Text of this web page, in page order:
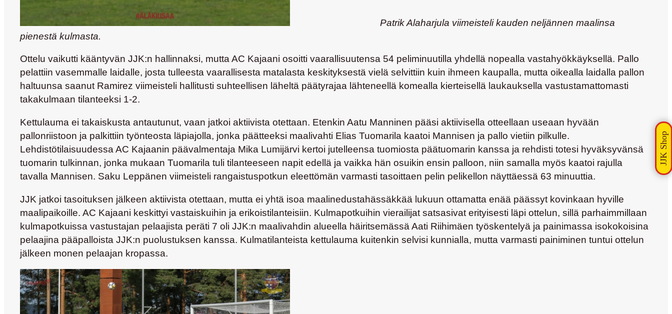
Patrik Alaharjula viimeisteli kauden neljännen maalinsa
pienestä kulmasta.
Ottelu vaikutti kääntyvän JJK:n hallinnaksi, mutta AC Kajaani osoitti vaarallisuutensa 54 peliminuutilla yhdellä nopealla vastahyökkäyksellä. Pallo
pelattiin vasemmalle laidalle, josta tulleesta vaarallisesta matalasta keskityksestä vielä selvittiin kuin ihmeen kaupalla, mutta oikealla laidalla pallon
haltuunsa saanut Ramirez viimeisteli hallitusti suhteellisen läheltä päätyrajaa lähteneellä komealla kierteisellä laukauksella vastustamattomasti
takakulmaan tilanteeksi 1-2.
Kettulauma ei takaiskusta antautunut, vaan jatkoi aktiivista otettaan. Etenkin Aatu Manninen pääsi aktiivisella otteellaan useaan hyvään
pallonriistoon ja palkittiin työnteosta läpiajolla, jonka päätteeksi maalivahti Elias Tuomarila kaatoi Mannisen ja pallo vietiin pilkulle.
Lehdistötilaisuudessa AC Kajaanin päävalmentaja Mika Lumijärvi kertoi jutelleensa tuomiosta päätuomarin kanssa ja rehdisti totesi hyväksyvänsä
tuomarin tulkinnan, jonka mukaan Tuomarila tuli tilanteeseen napit edellä ja vaikka hän osuikin ensin palloon, niin samalla myös kaatoi rajulla
tavalla Mannisen. Saku Leppänen viimeisteli rangaistuspotkun eleettömän varmasti tasoittaen pelin pelikellon näyttäessä 63 minuuttia.
JJK jatkoi tasoituksen jälkeen aktiivista otettaan, mutta ei yhtä isoa maalinedustahässäkkää lukuun ottamatta enää päässyt kovinkaan hyville
maalipaikoille. AC Kajaani keskittyi vastaiskuihin ja erikoistilanteisiin. Kulmapotkuihin vierailijat satsasivat erityisesti läpi ottelun, sillä parhaimmillaan
kulmapotkuissa vastustajan pelaajista peräti 7 oli JJK:n maalivahdin alueella häiritsemässä Aati Riihimäen työskentelyä ja painimassa isokokoisina
pelaajina pääpalloista JJK:n puolustuksen kanssa. Kulmatilanteista kettulauma kuitenkin selvisi kunnialla, mutta varmasti painiminen tuntui ottelun
jälkeen monen pelaajan kropassa.